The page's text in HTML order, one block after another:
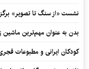
نشست «از سنگ تا تصویر»
بدن به عنوان مهم‌ترین ماشین
کودکان ایرانی و مطبوعات